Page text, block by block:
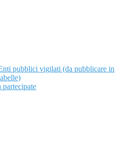
pubblici vigilati (da pubblicare in
partecipate